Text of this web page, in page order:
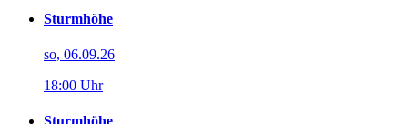
Sturmhöhe
so, 06.09.26
18:00 Uhr